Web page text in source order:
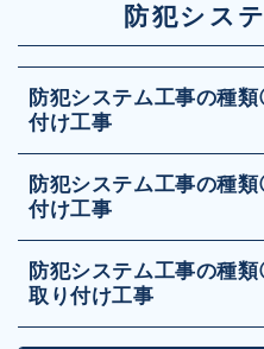
防犯シス
防犯システム工事の種
付け工事
防犯システム工事の種
付け工事
防犯システム工事の種
取り付け工事